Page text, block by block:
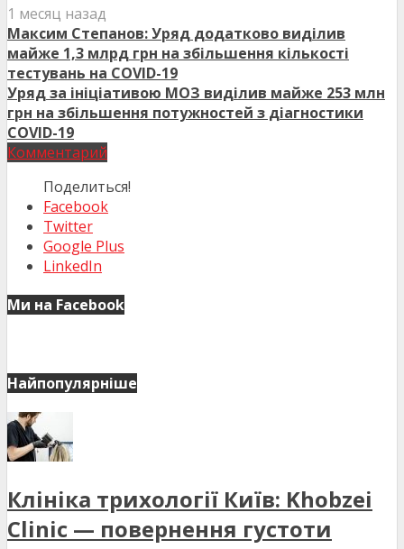
1 месяц назад
Максим Степанов: Уряд додатково виділив
майже 1,3 млрд грн на збільшення кількості
тестувань на COVID-19
Уряд за ініціативою МОЗ виділив майже 253 млн
грн на збільшення потужностей з діагностики
COVID-19
Комментарий
Поделиться!
Facebook
Twitter
Google Plus
LinkedIn
Ми на Facebook
Найпопулярніше
Клініка трихології Київ: Khobzei
Clinic — повернення густоти